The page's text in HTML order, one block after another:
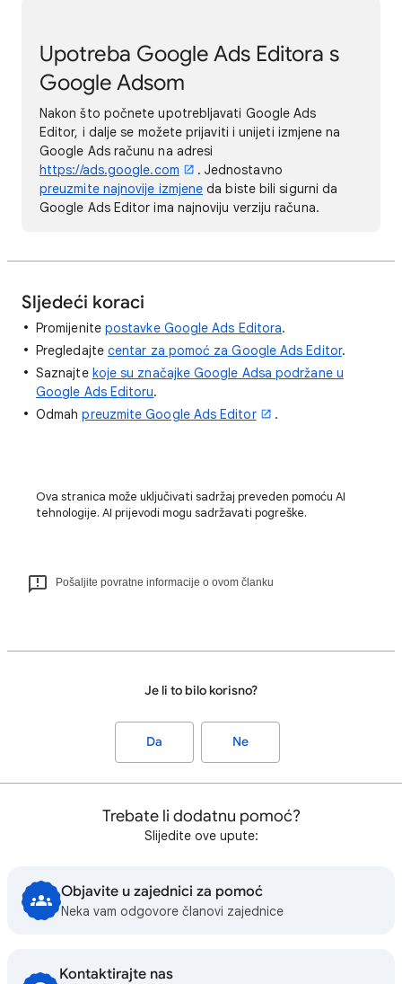
Upotreba Google Ads Editora s
Google Adsom
Nakon što počnete upotrebljavati Google Ads
Editor, i dalje se možete prijaviti i unijeti izmjene na
Google Ads računu na adresi
https://ads.google.com
. Jednostavno
preuzmite najnovije izmjene da biste bili sigurni da
Google Ads Editor ima najnoviju verziju računa.
Sljedeći koraci
Promijenite postavke Google Ads Editora.
Pregledajte centar za pomoć za Google Ads Editor.
Saznajte koje su značajke Google Adsa podržane u
Google Ads Editoru.
Odmahpreuzmite Google Ads Editor .
Ova stranica može uključivati sadržaj preveden pomoću AI
tehnologije. AI prijevodi mogu sadržavati pogreške.
Pošaljite povratne informacije o ovom članku
Je li to bilo korisno?
Da Ne
Trebate li dodatnu pomoć?
Slijedite ove upute:
Objavite u zajednici za pomoć
Neka vam odgovore članovi zajednice
Kontaktirajte nas